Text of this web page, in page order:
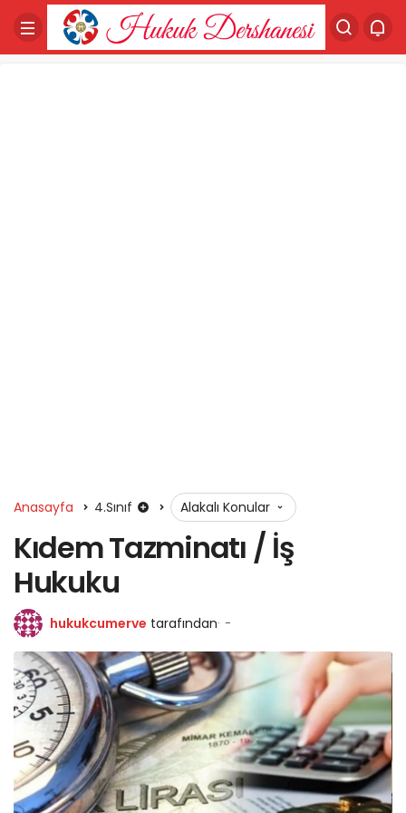
Anasayfa 4.Sınıf Alakalı Konular
Kıdem Tazminatı / İş
Hukuku
hukukcumerve tarafından -